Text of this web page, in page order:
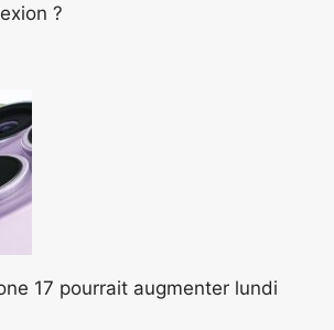
?
17 pourrait augmenter lundi